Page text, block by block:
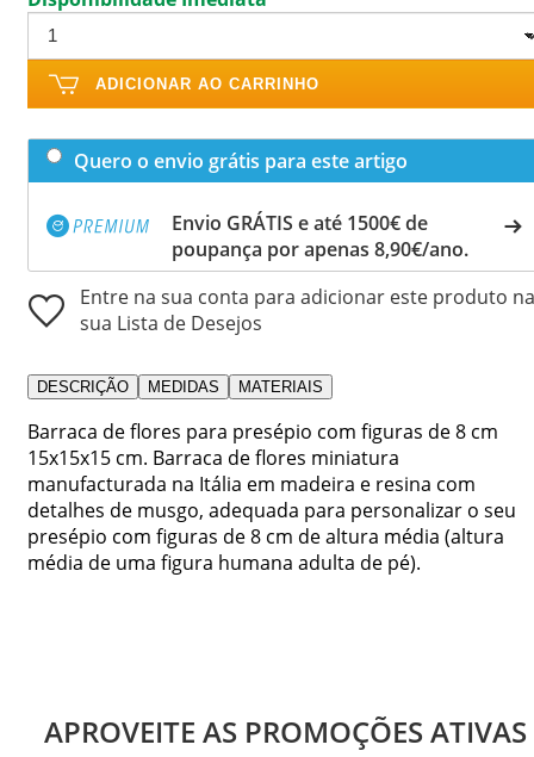
ADICIONAR AO CARRINHO
Quero o envio grátis para este artigo
Envio GRÁTIS e até 1500€ de
poupança por apenas 8,90€/ano.
Entre na sua conta para adicionar este produto na
sua Lista de Desejos
DESCRIÇÃO MEDIDAS MATERIAIS
Barraca de flores para presépio com figuras de 8 cm
15x15x15 cm. Barraca de flores miniatura
manufacturada na Itália em madeira e resina com
detalhes de musgo, adequada para personalizar o seu
presépio com figuras de 8 cm de altura média (altura
média de uma figura humana adulta de pé).
APROVEITE AS PROMOÇÕES ATIVAS